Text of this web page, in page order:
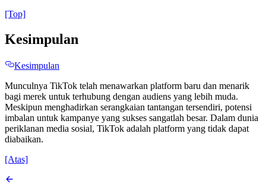
[Top]
Kesimpulan
Kesimpulan
Munculnya TikTok telah menawarkan platform baru dan menarik
bagi merek untuk terhubung dengan audiens yang lebih muda.
Meskipun menghadirkan serangkaian tantangan tersendiri, potensi
imbalan untuk kampanye yang sukses sangatlah besar. Dalam dunia
periklanan media sosial, TikTok adalah platform yang tidak dapat
diabaikan.
[Atas]